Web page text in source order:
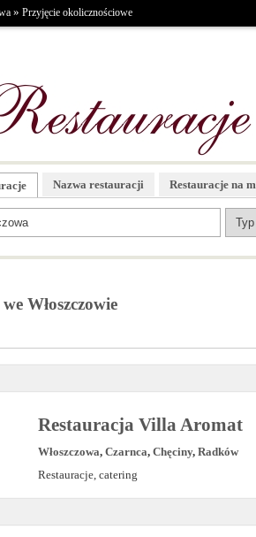
» Przyjęcie okolicznościowe
Nazwa restauracji Restauracje na
Włoszczowie
Restauracja Villa Aromat
Włoszczowa, Czarnca, Chęciny, Radków
Restauracje, catering